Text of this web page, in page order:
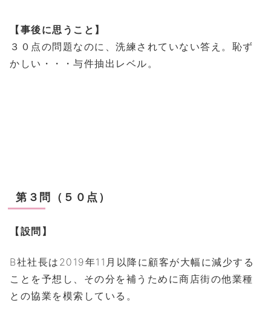
【事後に思うこと】
３０点の問題なのに、洗練されていない答え。恥ず
かしい・・・与件抽出レベル。
第３問（５０点）
【設問】
B社社長は2019年11月以降に顧客が大幅に減少する
ことを予想し、その分を補うために商店街の他業種
との協業を模索している。